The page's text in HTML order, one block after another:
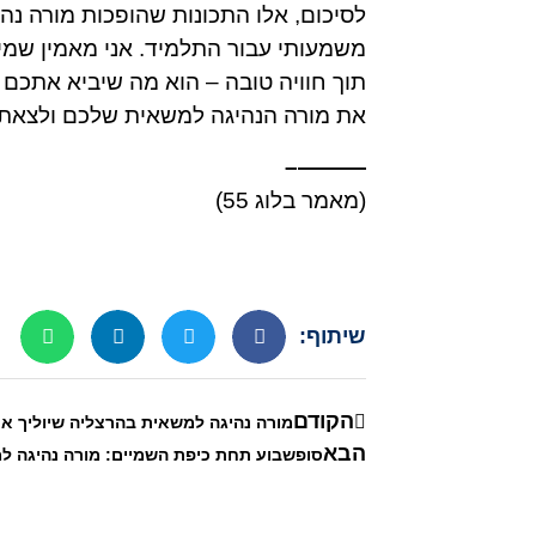
לסיכום, אלו התכונות שהופכות
משמעותי עבור התלמיד. אני מאמין
תוך חוויה טובה – הוא מה שיביא
את מורה הנהיגה למשאית שלכם
———–
(מאמר בלוג 55)
שיתוף:
הקודםמורה נהיגה למשאית בהרצליה
הבאסופשבוע תחת כיפת השמיים: מורה נהיגה